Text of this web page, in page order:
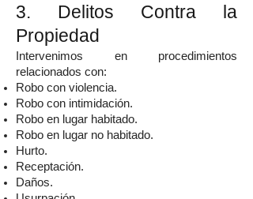
3. Delitos Contra la
Propiedad
Intervenimos en procedimientos
relacionados con:
Robo con violencia.
Robo con intimidación.
Robo en lugar habitado.
Robo en lugar no habitado.
Hurto.
Receptación.
Daños.